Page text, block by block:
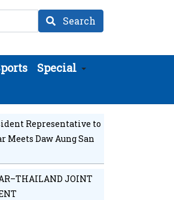
Search
Special
Representative to
Meets Daw Aung San
JOINT